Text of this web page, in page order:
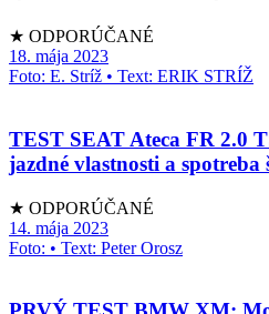
★ ODPORÚČANÉ
18. mája 2023
Foto: E. Stríž • Text: ERIK STRÍŽ
TEST SEAT Ateca FR 2.0
jazdné vlastnosti a
★ ODPORÚČANÉ
14. mája 2023
Foto: • Text: Peter Orosz